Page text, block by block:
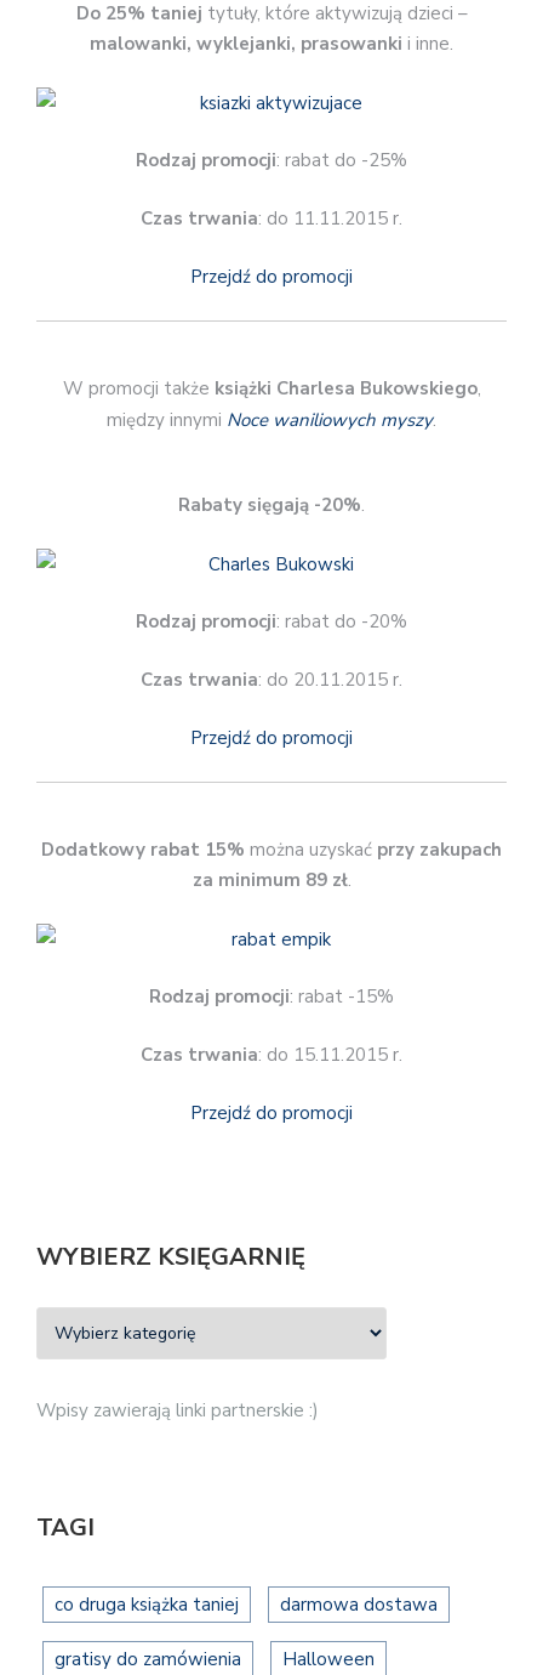
Do 25% taniej tytuły, które aktywizują dzieci –
malowanki, wyklejanki, prasowanki i inne.
Rodzaj promocji: rabat do -25%
Czas trwania: do 11.11.2015 r.
Przejdź do promocji
W promocji także książki Charlesa Bukowskiego,
między innymi Noce waniliowych myszy.
Rabaty sięgają -20%.
Rodzaj promocji: rabat do -20%
Czas trwania: do 20.11.2015 r.
Przejdź do promocji
Dodatkowy rabat 15% można uzyskać przy zakupach
za minimum 89 zł.
Rodzaj promocji: rabat -15%
Czas trwania: do 15.11.2015 r.
Przejdź do promocji
WYBIERZ KSIĘGARNIĘ
Wpisy zawierają linki partnerskie :)
TAGI
co druga książka taniej darmowa dostawa
gratisy do zamówienia Halloween